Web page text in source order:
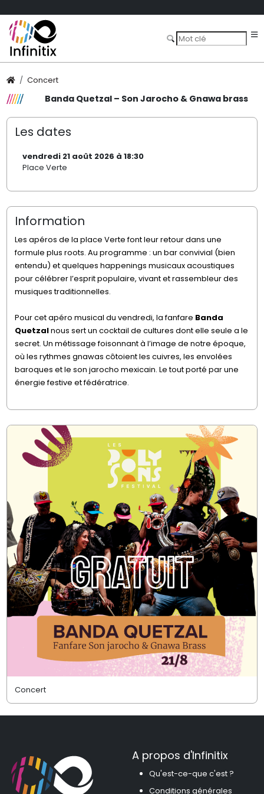
Concert
Banda Quetzal – Son Jarocho & Gnawa brass
Les dates
vendredi 21 août 2026 à 18:30
Place Verte
Information
Les apéros de la place Verte font leur retour dans une
formule plus roots. Au programme : un bar convivial (bien
entendu) et quelques happenings musicaux acoustiques
pour célébrer l’esprit populaire, vivant et rassembleur des
musiques traditionnelles.
Pour cet apéro musical du vendredi, la fanfare Banda
Quetzalnous sert un cocktail de cultures dont elle seule a le
secret. Un métissage foisonnant à l’image de notre époque,
où les rythmes gnawas côtoient les cuivres, les envolées
baroques et le son jarocho mexicain. Le tout porté par une
énergie festive et fédératrice.
Concert
A propos d'Infinitix
Qu'est-ce-que c'est ?
Conditions générales